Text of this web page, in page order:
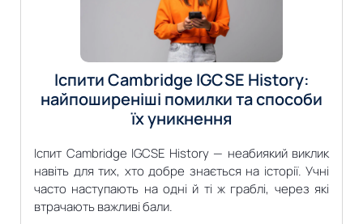
Іспити Cambridge IGCSE History:
найпоширеніші помилки та способи
їх уникнення
Іспит Cambridge IGCSE History — неабиякий виклик
навіть для тих, хто добре знається на історії. Учні
часто наступають на одні й ті ж граблі, через які
втрачають важливі бали.